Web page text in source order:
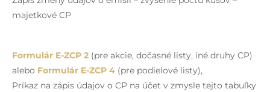
majetkové CP
Formulár E-ZCP 2 (pre akcie, dočasné listy, iné druhy CP)
alebo Formulár E-ZCP 4 (pre podielové listy),
Príkaz na zápis údajov o CP na účet v zmysle tejto tabuľky